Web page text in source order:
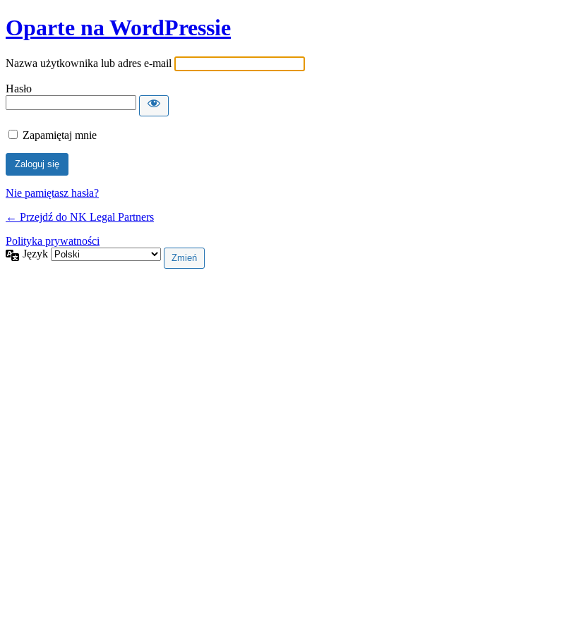
Oparte na WordPressie
Nazwa użytkownika lub adres e-mail
Hasło
Zapamiętaj mnie
Nie pamiętasz hasła?
← Przejdź do NK Legal Partners
Polityka prywatności
Język